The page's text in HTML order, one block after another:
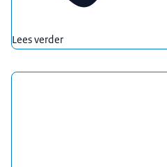
Lees verder